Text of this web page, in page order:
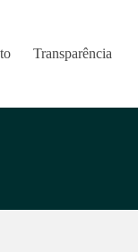
Transparência